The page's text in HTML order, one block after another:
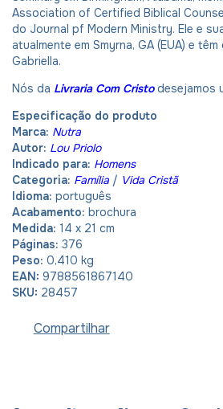
Association of Certified Biblical
do Journal pf Modern Ministry. Ele e
atualmente em Smyrna, GA (EUA) e
Gabriella.
Nós da Livraria Com Cristodesejamos
Especificação do produto
Marca: Nutra
Autor: Lou Priolo
Indicado para: Homens
Categoria: Família / Vida Cristã
Idioma: português
Acabamento: brochura
Medida: 14 x 21 cm
Páginas: 376
Peso: 0,410 kg
EAN: 9788561867140
SKU: 28457
Compartilhar